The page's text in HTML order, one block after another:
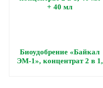
Биоудобрение «Байкал
ЭМ-1», концентрат 2 в 1,